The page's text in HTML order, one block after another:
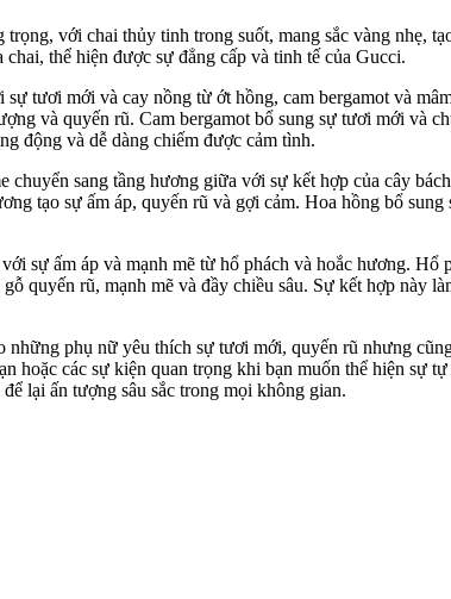
với chai thủy tinh trong suốt, mang sắc vàng nhẹ,
thể hiện được sự đẳng cấp và tinh tế của Gucci.
tươi mới và cay nồng từ ớt hồng, cam bergamot và
và quyến rũ. Cam bergamot bổ sung sự tươi mới và
động và dễ dàng chiếm được cảm tình.
sang tầng hương giữa với sự kết hợp của cây
tạo sự ấm áp, quyến rũ và gợi cảm. Hoa hồng bổ
sự ấm áp và mạnh mẽ từ hổ phách và hoắc hương. Hổ
quyến rũ, mạnh mẽ và đầy chiều sâu. Sự kết hợp này
phụ nữ yêu thích sự tươi mới, quyến rũ nhưng
hoặc các sự kiện quan trọng khi bạn muốn thể hiện sự
lại ấn tượng sâu sắc trong mọi không gian.